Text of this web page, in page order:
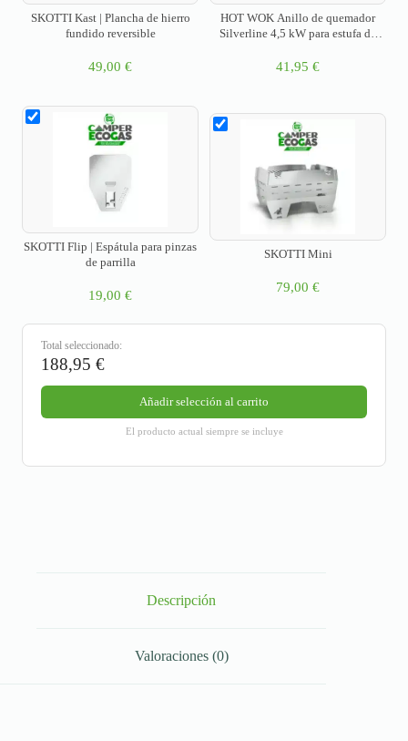
SKOTTI Kast | Plancha de hierro
fundido reversible
49,00 €
HOT WOK Anillo de quemador
Silverline 4,5 kW para estufa de
41,95 €
SKOTTI Flip | Espátula para pinzas
de parrilla
19,00 €
SKOTTI Mini
79,00 €
Total seleccionado:
188,95 €
Añadir selección al carrito
El producto actual siempre se incluye
Descripción
Valoraciones (0)